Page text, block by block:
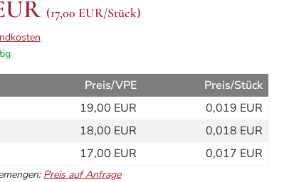
(17,00 EUR/Stück)
Preis/VPE
Preis/Stück
19,00 EUR
0,019 EUR
18,00 EUR
0,018 EUR
17,00 EUR 0,017 EUR
Preis auf Anfrage